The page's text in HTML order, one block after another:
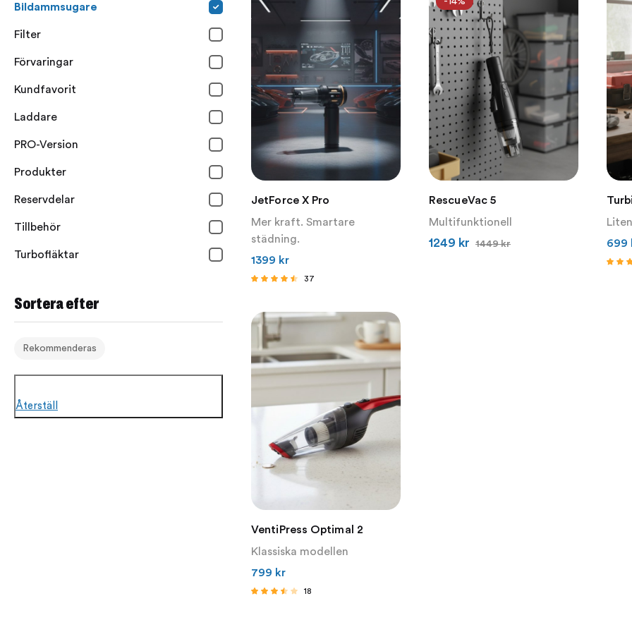
Bildammsugare
Filter
Förvaringar
Kundfavorit
Laddare
PRO-Version
Produkter
Reservdelar
Tillbehör
Turbofläktar
Sortera efter
Rekommenderas
Återställ
JetForce X Pro
Mer kraft. Smartare
städning.
1399 kr
av 5
37
RescueVac 5
Multifunktionell
1249 kr 1449kr
699
VentiPress Optimal 2
Klassiska modellen
799 kr
18